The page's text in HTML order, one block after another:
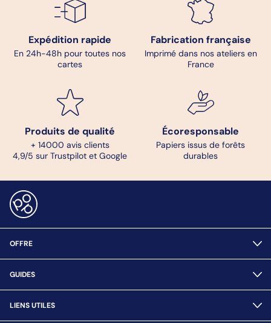
Expédition rapide
En 24h-48h pour toutes nos
cartes
Fabrication française
Imprimé dans nos ateliers en
France
Produits de qualité
+ 14000 avis clients
4,9/5 sur Trustpilot et Google
Écoresponsable
Papiers issus de forêts
durables
OFFRE
GUIDES
LIENS UTILES